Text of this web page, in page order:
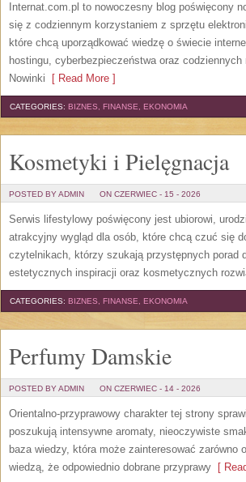
Internat.com.pl to nowoczesny blog poświęcony
się z codziennym korzystaniem z sprzętu
które chcą uporządkować wiedzę o świecie
hostingu, cyberbezpieczeństwa oraz
Nowinki [ Read More ]
CATEGORIES: BIZNES, FINANSE, EKONOMIA
Kosmetyki i Pielęgnacja
POSTED BY ADMIN ON CZERWIEC - 15 - 2026
Serwis lifestylowy poświęcony jest ubiorowi,
atrakcyjny wygląd dla osób, które chcą czuć się
czytelnikach, którzy szukają przystępnych porad
estetycznych inspiracji oraz kosmetycznych
CATEGORIES: BIZNES, FINANSE, EKONOMIA
Perfumy Damskie
POSTED BY ADMIN ON CZERWIEC - 14 - 2026
Orientalno-przyprawowy charakter tej strony
poszukują intensywne aromaty, nieoczywiste
baza wiedzy, która może zainteresować
wiedzą, że odpowiednio dobrane przyprawy [